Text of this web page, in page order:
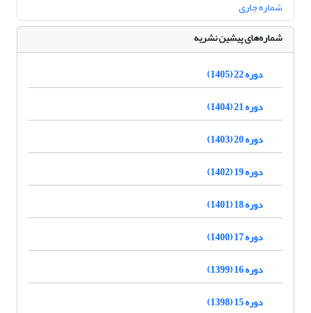
شماره جاری
شماره‌های پیشین نشریه
دوره 22 (1405)
دوره 21 (1404)
دوره 20 (1403)
دوره 19 (1402)
دوره 18 (1401)
دوره 17 (1400)
دوره 16 (1399)
دوره 15 (1398)